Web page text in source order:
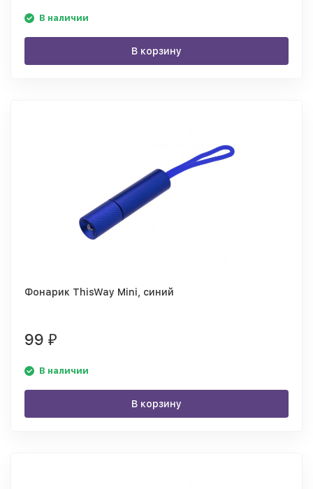
В наличии
В корзину
Фонарик ThisWay Mini, синий
99 ₽
В наличии
В корзину